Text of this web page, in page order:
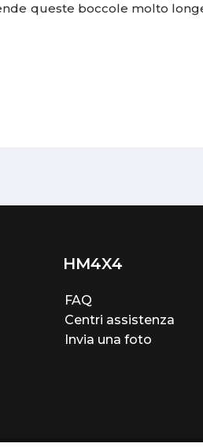
queste boccole molto
HM4X4
FAQ
Centri assistenza
Invia una foto